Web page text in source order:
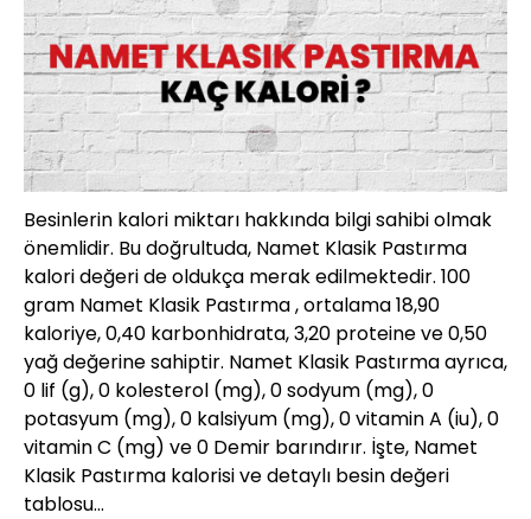
Besinlerin kalori miktarı hakkında bilgi sahibi olmak
önemlidir. Bu doğrultuda, Namet Klasik Pastırma
kalori değeri de oldukça merak edilmektedir. 100
gram Namet Klasik Pastırma , ortalama 18,90
kaloriye, 0,40 karbonhidrata, 3,20 proteine ve 0,50
yağ değerine sahiptir. Namet Klasik Pastırma ayrıca,
0 lif (g), 0 kolesterol (mg), 0 sodyum (mg), 0
potasyum (mg), 0 kalsiyum (mg), 0 vitamin A (iu), 0
vitamin C (mg) ve 0 Demir barındırır. İşte, Namet
Klasik Pastırma kalorisi ve detaylı besin değeri
tablosu…